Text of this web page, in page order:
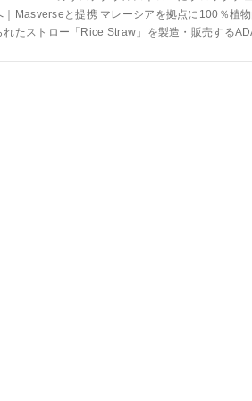
｜Masverseと提携 マレーシアを拠点に100％植
れたストロー「Rice Straw」を製造・販売する